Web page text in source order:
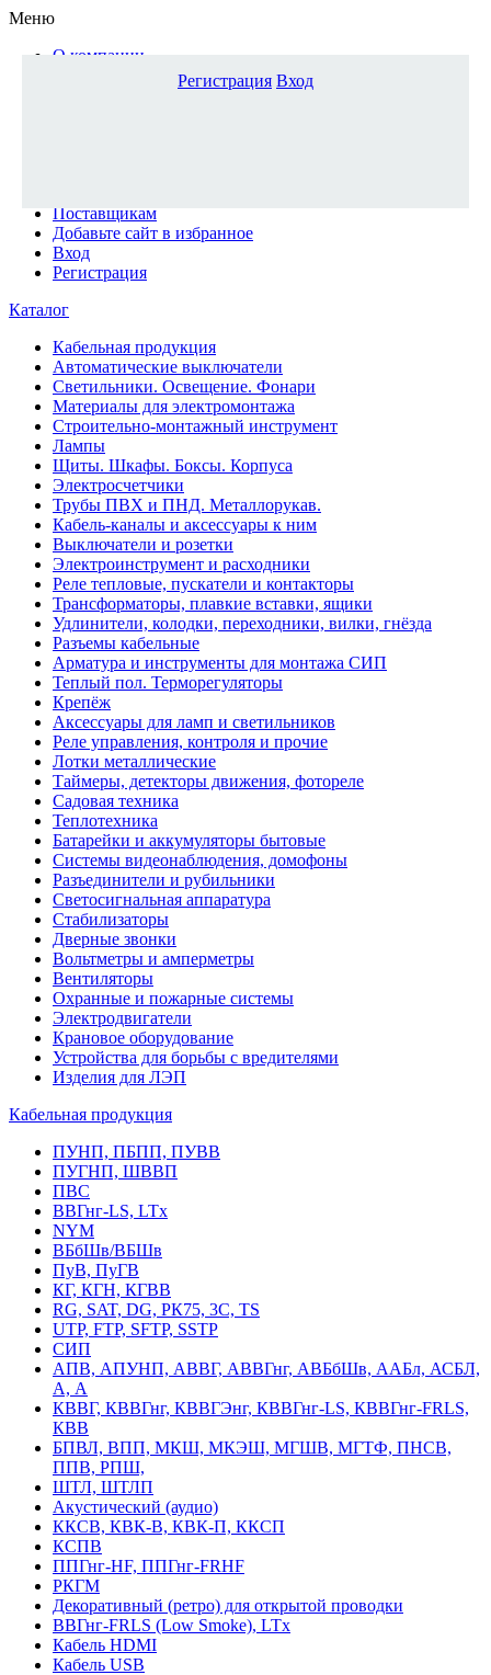
Меню
О компании
Доставка и оплата
Поставщикам
Добавьте сайт в избранное
Вход
Регистрация
Каталог
Кабельная продукция
Автоматические выключатели
Светильники. Освещение. Фонари
Материалы для электромонтажа
Строительно-монтажный инструмент
Лампы
Щиты. Шкафы. Боксы. Корпуса
Электросчетчики
Трубы ПВХ и ПНД. Металлорукав.
Кабель-каналы и аксессуары к ним
Выключатели и розетки
Электроинструмент и расходники
Реле тепловые, пускатели и контакторы
Трансформаторы, плавкие вставки, ящики
Удлинители, колодки, переходники, вилки, гнёзда
Разъемы кабельные
Арматура и инструменты для монтажа СИП
Теплый пол. Терморегуляторы
Крепёж
Аксессуары для ламп и светильников
Реле управления, контроля и прочие
Лотки металлические
Таймеры, детекторы движения, фотореле
Садовая техника
Теплотехника
Батарейки и аккумуляторы бытовые
Системы видеонаблюдения, домофоны
Разъединители и рубильники
Светосигнальная аппаратура
Стабилизаторы
Дверные звонки
Вольтметры и амперметры
Вентиляторы
Охранные и пожарные системы
Электродвигатели
Крановое оборудование
Устройства для борьбы с вредителями
Изделия для ЛЭП
Кабельная продукция
ПУНП, ПБПП, ПУВВ
ПУГНП, ШВВП
ПВС
ВВГнг-LS, LTx
NYM
ВБбШв/ВБШв
ПуВ, ПуГВ
КГ, КГН, КГВВ
RG, SAT, DG, РК75, 3С, TS
UTP, FTP, SFTP, SSTP
СИП
АПВ, АПУНП, АВВГ, АВВГнг, АВБбШв, ААБл, АСБЛ,
А, А
КВВГ, КВВГнг, КВВГЭнг, КВВГнг-LS, КВВГнг-FRLS,
КВВ
БПВЛ, ВПП, МКШ, МКЭШ, МГШВ, МГТФ, ПНСВ,
ППВ, РПШ,
ШТЛ, ШТЛП
Акустический (аудио)
ККСВ, КВК-В, КВК-П, ККСП
КСПВ
ППГнг-HF, ППГнг-FRHF
РКГМ
Декоративный (ретро) для открытой проводки
ВВГнг-FRLS (Low Smoke), LTx
Кабель HDMI
Кабель USB
Регистрация Вход